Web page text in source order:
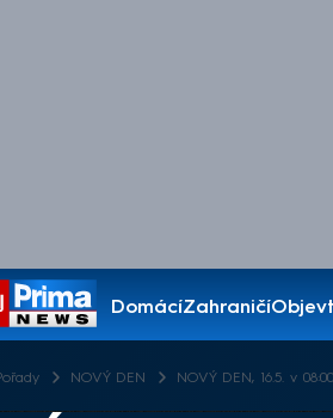
DomácíZahraničí
Pořady
NOVÝ DEN NOVÝ DEN, 16.5. v 08:00